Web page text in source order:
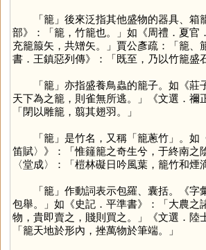
「籠」後來泛指其他盛物的器具、箱
部》：「籠，竹籠也。」如《周禮．夏官
充籠箙矢，共矰矢。」賈公彥疏：「籠、
書．王鎮惡列傳》：「既至，乃以竹籠盛
「籠」亦指盛養鳥蟲的籠子。如《莊
天下為之籠，則雀無所逃。」《文選．禰
「閉以雕籠，翦其翅羽。」
「籠」是竹名，又稱「籠蔥竹」。如
笛賦〉》：「惟籦籠之奇生兮，于終南之
〈堂成〉：「榿林礙日吟風葉，籠竹和煙
「籠」作動詞表示包羅、囊括。《字
包舉。」如《史記．平準書》：「大農之
物，貴即賣之，賤則買之。」《文選．陸
「籠天地於形內，挫萬物於筆端。」